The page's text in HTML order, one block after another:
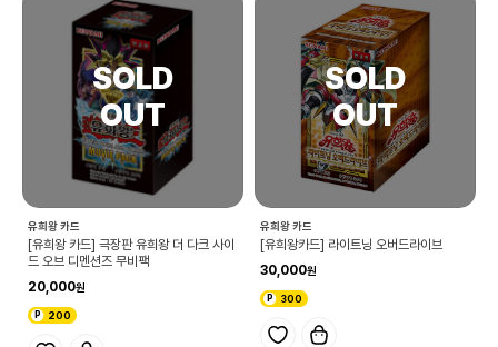
유희왕 카드
[유희왕 카드] 극장판 유희왕 더 다크 사이
드 오브 디멘션즈 무비팩
20,000
200
유희왕 카드
[유희왕카드] 라이트닝 오버드라이브
30,000
300